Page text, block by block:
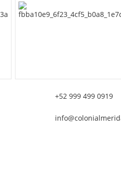
+52 999 499 0919